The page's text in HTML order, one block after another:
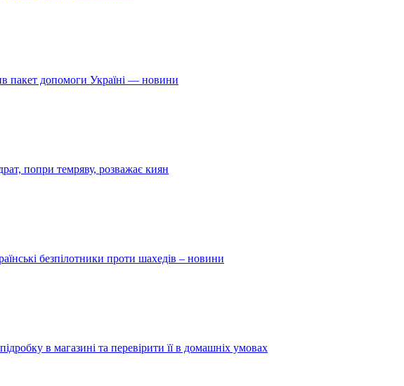
пакет допомоги Україні — новини
попри темряву, розважає киян
безпілотники проти шахедів – новини
в магазині та перевірити її в домашніх умовах